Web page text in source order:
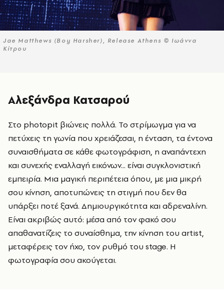
Jae Matthews (Boy Harsher), Release Athens © Ιωάννα
Κίτρου
Αλεξάνδρα Κατσαρού
Στο photopit βιώνεις πολλά. Το στρίμωγμα για να
πετύχεις τη γωνία που χρειάζεσαι, η ένταση, τα έντονα
συναισθήματα σε κάθε φωτογράφιση, η αναπάντεχη
και συνεχής εναλλαγή εικόνων... είναι συγκλονιστική
εμπειρία. Μια μαγική περιπέτεια όπου, με μια μικρή
σου κίνηση, αποτυπώνεις τη στιγμή που δεν θα
υπάρξει ποτέ ξανά. Δημιουργικότητα και αδρεναλίνη.
Είναι ακριβώς αυτό: μέσα από τον φακό σου
απαθανατίζεις το συναίσθημα, την κίνηση του artist,
μεταφέρεις τον ήχο, τον ρυθμό του stage. Η
φωτογραφία σου ακούγεται.